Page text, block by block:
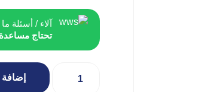
آلاء / أسئلة
تحتاج